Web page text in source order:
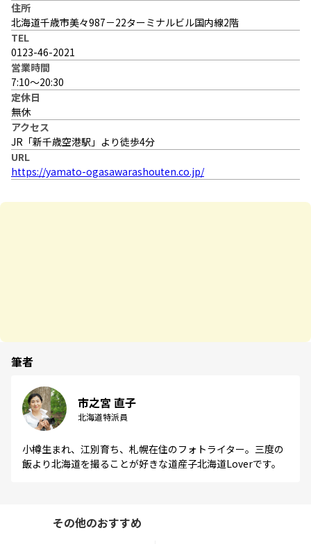
住所
北海道千歳市美々987－22ターミナルビル国内線2階
TEL
0123-46-2021
営業時間
7:10～20:30
定休日
無休
アクセス
JR「新千歳空港駅」より徒歩4分
URL
https://yamato-ogasawarashouten.co.jp/
筆者
市之宮 直子
北海道特派員
小樽生まれ、江別育ち、札幌在住のフォトライター。三度の
飯より北海道を撮ることが好きな道産子北海道Loverです。
その他のおすすめ